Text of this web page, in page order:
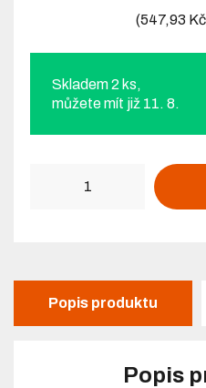
(547,93
Skladem 2 ks,
můžete mít již 11. 8.
Popis produktu
Popis